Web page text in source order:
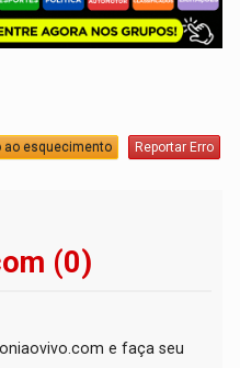
ao esquecimento Reportar Erro
(0)
e faça seu